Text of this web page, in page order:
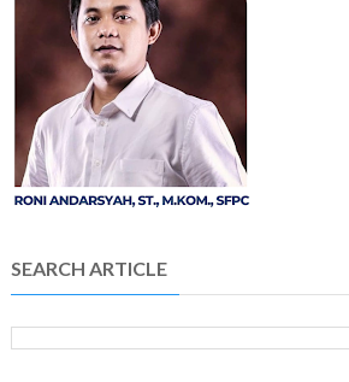
SEARCH ARTICLE